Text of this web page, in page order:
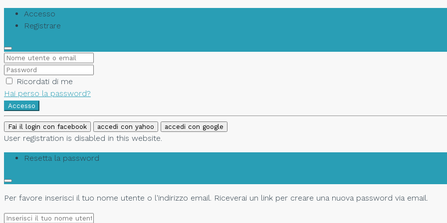
Accesso
Registrare
Ricordati di me
Hai perso la password?
Accesso
Fai il login con facebook accedi con yahoo accedi con google
User registration is disabled in this website.
Resetta la password
Per favore inserisci il tuo nome utente o l'indirizzo email. Riceverai un link per creare una nuova password via email.